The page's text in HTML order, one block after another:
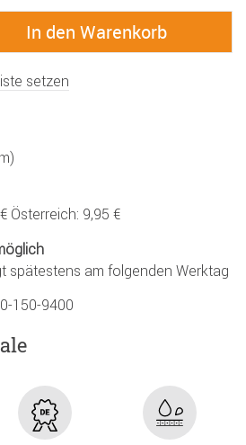
setzen
Österreich: 9,95 €
spätestens am folgenden Werktag
150-9400